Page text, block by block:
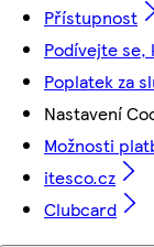
Přístupnost
Podívejte
Poplatek za
Nastavení
Možnosti
itesco.cz
Clubcard